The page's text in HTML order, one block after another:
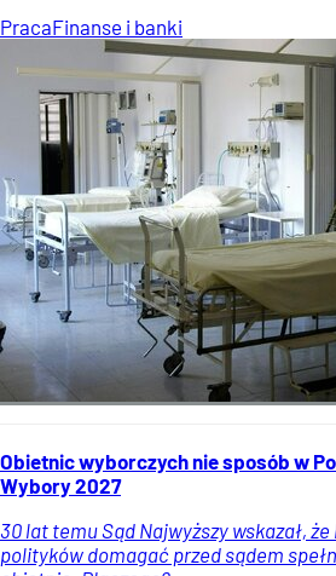
PracaFinanse i banki
Obietnic wyborczych nie sposób w
Wybory 2027
30 lat temu Sąd Najwyższy wskazał,
polityków domagać przed sądem